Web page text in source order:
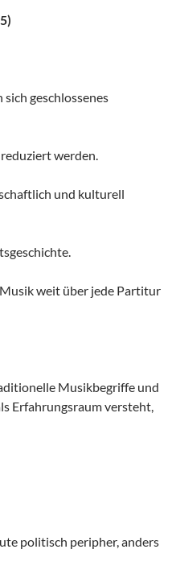
geschlossenes
werden.
und kulturell
weit über jede Partitur
Musikbegriffe und
Erfahrungsraum versteht,
politisch peripher, anders